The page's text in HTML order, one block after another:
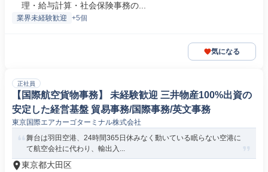
理・給与計算・社会保険事務の...
業界未経験歓迎 +5個
気になる
正社員
【国際航空貨物事務】 未経験歓迎 三井物産100%出資の
安定した経営基盤 貿易事務/国際事務/英文事務
東京国際エアカーゴターミナル株式会社
舞台は羽田空港、24時間365日休みなく動いている眠らない空港に
て航空会社に代わり、輸出入...
東京都大田区